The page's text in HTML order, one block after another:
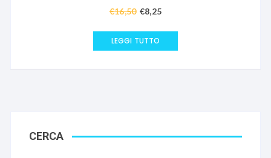
€16,50 Il
originale
€8,25Il
LEGGI TUTTO
CERCA